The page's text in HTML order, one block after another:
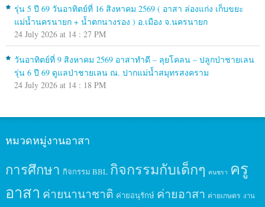
รุ่น 5 ปี 69 วันอาทิตย์ที่ 16 สิงหาคม 2569 ( อาสา ล่องแก่ง เก็บขยะ
แม่น้ำนครนายก + น้ำตกนางรอง ) อ.เมือง จ.นครนายก
24 July 2026 at 14 : 27 PM
วันอาทิตย์ที่ 9 สิงหาคม 2569 อาสาทำดี – ลุยโคลน – ปลูกป่าชายเลน
รุ่น 6 ปี 69 ดูแลป่าชายเลน ณ. ปากแม่น้ำสมุทรสงคราม
24 July 2026 at 14 : 18 PM
หมวดหมู่งานอาสา
การศึกษา กิจกรรม BBL กิจกรรมกับเด็กๆ คนชรา ครู
อาสา ค่ายนานาชาติ ค่ายอนุรักษ์ ค่ายอาสา ค่ายเกษตร งาน